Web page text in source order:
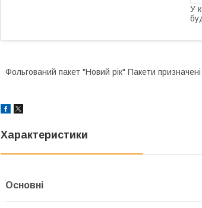
У
Фольгований пакет "Новий рік" Пакети
Характеристики
Основні